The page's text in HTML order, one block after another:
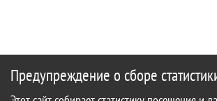
Предупреждение о сборе